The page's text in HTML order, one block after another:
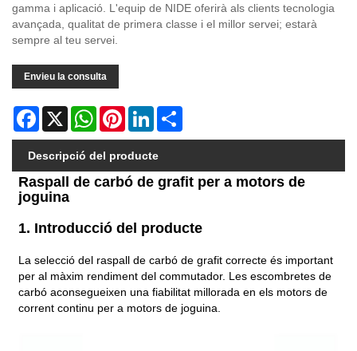
gamma i aplicació. L'equip de NIDE oferirà als clients tecnologia
avançada, qualitat de primera classe i el millor servei; estarà
sempre al teu servei.
Envieu la consulta
Facebook
X WhatsAppPinterestLinkedIn
Descripció del producte
Raspall de carbó de grafit per a motors de
joguina
1. Introducció del producte
La selecció del raspall de carbó de grafit correcte és important
per al màxim rendiment del commutador. Les escombretes de
carbó aconsegueixen una fiabilitat millorada en els motors de
corrent continu per a motors de joguina.